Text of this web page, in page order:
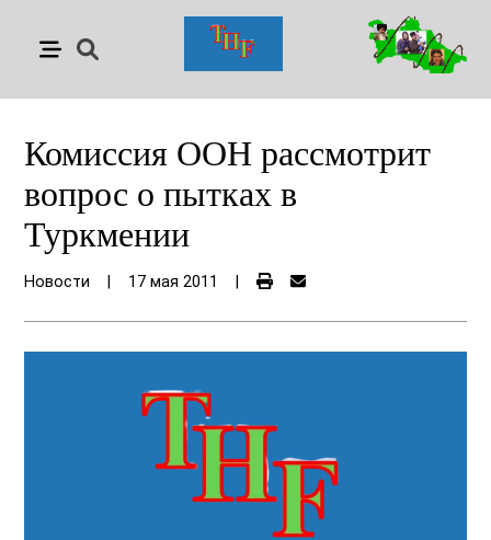
Комиссия ООН рассмотрит
вопрос о пытках в
Туркмении
Новости 17 мая 2011